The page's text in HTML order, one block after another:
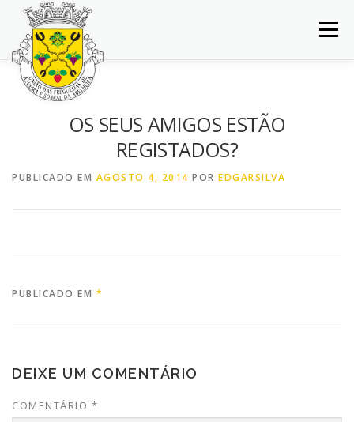
Saltar
conteúdo
Menu
INÍCIO JUNTA DE FREGUESIA
BALCÃO VIRTUAL NOTÍCIAS MAPA
OS SEUS AMIGOS ESTÃO
REGISTADOS?
PUBLICADO EM AGOSTO 4, 2014 POR EDGARSILVA
PUBLICADO EM *
DEIXE UM COMENTÁRIO
COMENTÁRIO *